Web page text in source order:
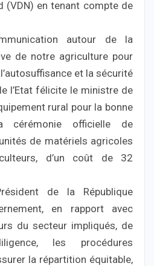
(VDN) en tenant compte de
autour de la
de notre agriculture pour
et la sécurité
l’Etat félicite le ministre de
rural pour la bonne
cérémonie officielle de
de matériels agricoles
d’un coût de 32
de la République
en rapport avec
du secteur impliqués, de
les procédures
la répartition équitable,